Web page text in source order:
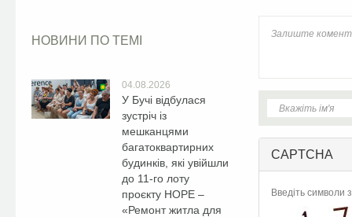
НОВИНИ ПО ТЕМІ
04.08.2026
У Бучі відбулася
зустріч із
мешканцями
багатоквартирних
будинків, які увійшли
до 11-го лоту
проєкту HOPE –
«Ремонт житла для
CAPTCHA
Введіть символи